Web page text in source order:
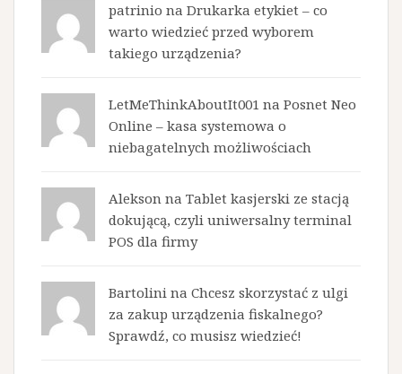
patrinio na Drukarka etykiet – co
warto wiedzieć przed wyborem
takiego urządzenia?
LetMeThinkAboutIt001 na Posnet Neo
Online – kasa systemowa o
niebagatelnych możliwościach
Alekson na Tablet kasjerski ze stacją
dokującą, czyli uniwersalny terminal
POS dla firmy
Bartolini na Chcesz skorzystać z ulgi
za zakup urządzenia fiskalnego?
Sprawdź, co musisz wiedzieć!